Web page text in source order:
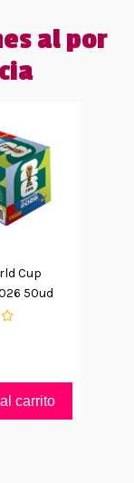
al por
Cup
50ud
carrito